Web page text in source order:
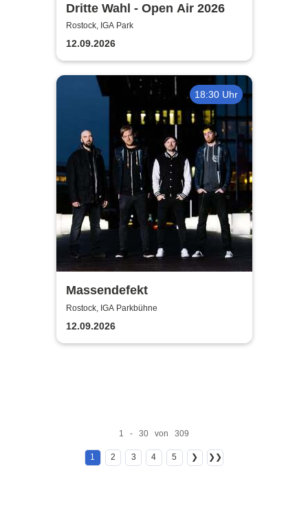
Dritte Wahl - Open Air 2026
Rostock, IGA Park
12.09.2026
18:30 Uhr
Massendefekt
Rostock, IGA Parkbühne
12.09.2026
1 - 30 von 309
1 2 3 4 5 ❯ ❯❯